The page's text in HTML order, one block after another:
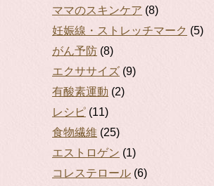
ママのスキンケア (8)
妊娠線・ストレッチマーク (5)
がん予防 (8)
エクササイズ (9)
有酸素運動 (2)
レシピ (11)
食物繊維 (25)
エストロゲン (1)
コレステロール (6)